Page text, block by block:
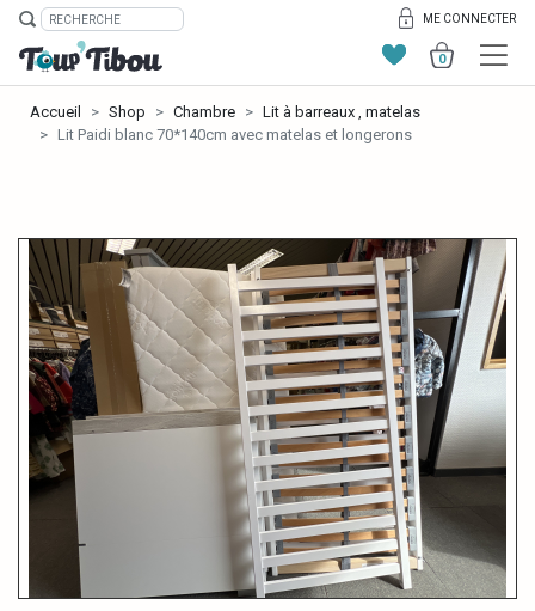
ME CONNECTER
0
Accueil Shop Chambre
Lit à barreaux , matelas
Lit Paidi blanc 70*140cm avec matelas et longerons